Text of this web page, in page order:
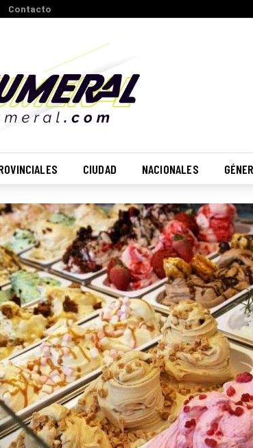
Contacto
CIUDAD NACIONALES